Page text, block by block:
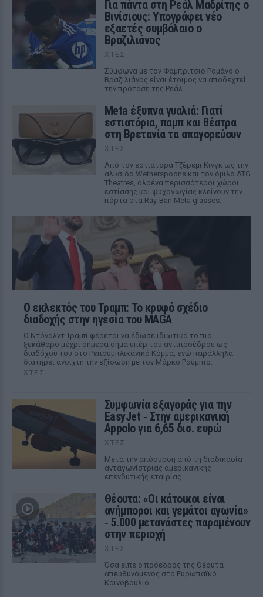
Για πάντα στη Ρεάλ Μαδρίτης ο
Βινίσιους: Υπογράφει νέο
εξαετές συμβόλαιο ο
Βραζιλιάνος
ΧΤΕΣ
Σύμφωνα με τον Φαμπρίτσιο Ρομάνο ο
Βραζιλιάνος είναι έτοιμος να αποδεχτεί
την πρόταση της Ρεάλ
Meta έξυπνα γυαλιά: Γιατί
εστιατόρια, παμπ και θέατρα
στη Βρετανία τα απαγορεύουν
ΧΤΕΣ
Από τον εστιάτορα Τζέρεμι Κινγκ ως την
αλυσίδα Wetherspoons και τον όμιλο ATG
Theatres, ολοένα περισσότεροι χώροι
εστίασης και ψυχαγωγίας κλείνουν την
πόρτα στα Ray-Ban Meta glasses.
Ο εκλεκτός του Τραμπ: Το κρυφό σχέδιο
διαδοχής στην ηγεσία του MAGA
Ο Ντόναλντ Τραμπ φέρεται να έδωσε ιδιωτικά το πιο
ξεκάθαρο μέχρι σήμερα σήμα υπέρ του αντιπροέδρου ως
διαδόχου του στο Ρεπουμπλικανικό Κόμμα, ενώ παράλληλα
διατηρεί ανοιχτή την εξίσωση με τον Μάρκο Ρούμπιο.
ΧΤΕΣ
Συμφωνία εξαγοράς για την
EasyJet ‑ Στην αμερικανική
Appolo για 6,65 δισ. ευρώ
ΧΤΕΣ
Μετά την απόσυρση από τη διαδικασία
ανταγωνίστριας αμερικανικής
επενδυτικής εταιρίας
Θέουτα: «Οι κάτοικοι είναι
ανήμποροι και γεμάτοι αγωνία»
‑ 5.000 μετανάστες παραμένουν
στην περιοχή
ΧΤΕΣ
Όσα είπε ο πρόεδρος της Θέουτα
απευθυνόμενος στο Ευρωπαϊκό
Κοινοβούλιο